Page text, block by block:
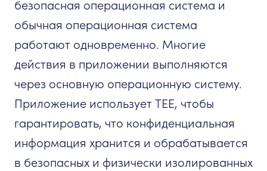
безопасная операционная система и
обычная операционная система
работают одновременно. Многие
действия в приложении выполняются
через основную операционную систему.
Приложение использует TEE, чтобы
гарантировать, что конфиденциальная
информация хранится и обрабатывается
в безопасных и физически изолированных